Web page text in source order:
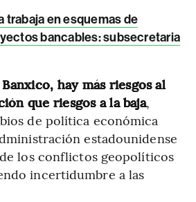
trabaja en esquemas de
bancables: subsecretaria
hay más riesgos al
que riesgos a la baja,
de política económica
estadounidense
los conflictos geopolíticos
incertidumbre a las